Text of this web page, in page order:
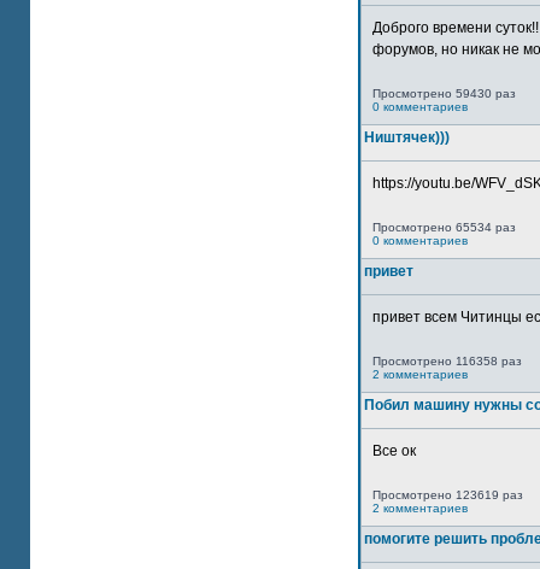
Доброго времени
форумов, но никак не
Просмотрено 59430 раз
0 комментариев
Ништячек)))
https://youtu.be/
Просмотрено 65534 раз
0 комментариев
привет
привет всем Читинцы
Просмотрено 116358 раз
2 комментариев
Побил машину нужны
Все ок
Просмотрено 123619 раз
2 комментариев
помогите решить